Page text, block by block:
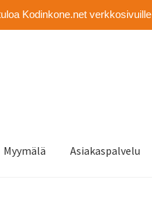
Kodinkone.net verkkosivuille
Myymälä Asiakaspalvelu